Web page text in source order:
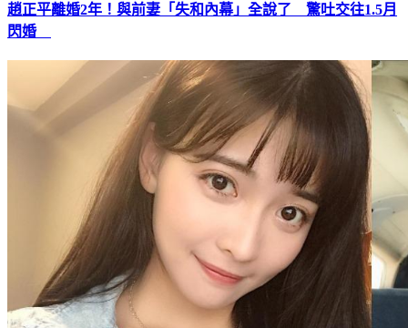
趙正平離婚2年！與前妻「失和內幕」全說了 驚吐交往1.5月
閃婚